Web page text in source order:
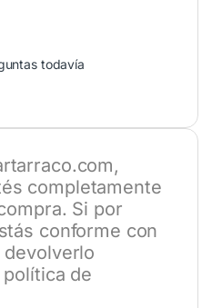
todavía
,
completamente
Si por
conforme con
de